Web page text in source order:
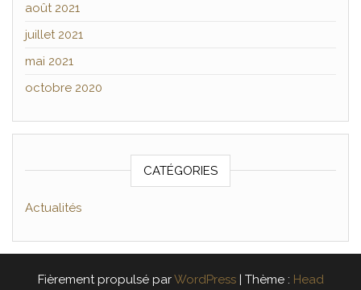
août 2021
juillet 2021
mai 2021
octobre 2020
CATÉGORIES
Actualités
Fièrement propulsé parWordPress Thème : Head